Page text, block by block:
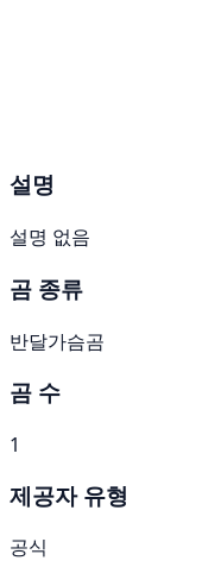
설명
설명 없음
곰 종류
반달가슴곰
곰 수
1
제공자 유형
공식